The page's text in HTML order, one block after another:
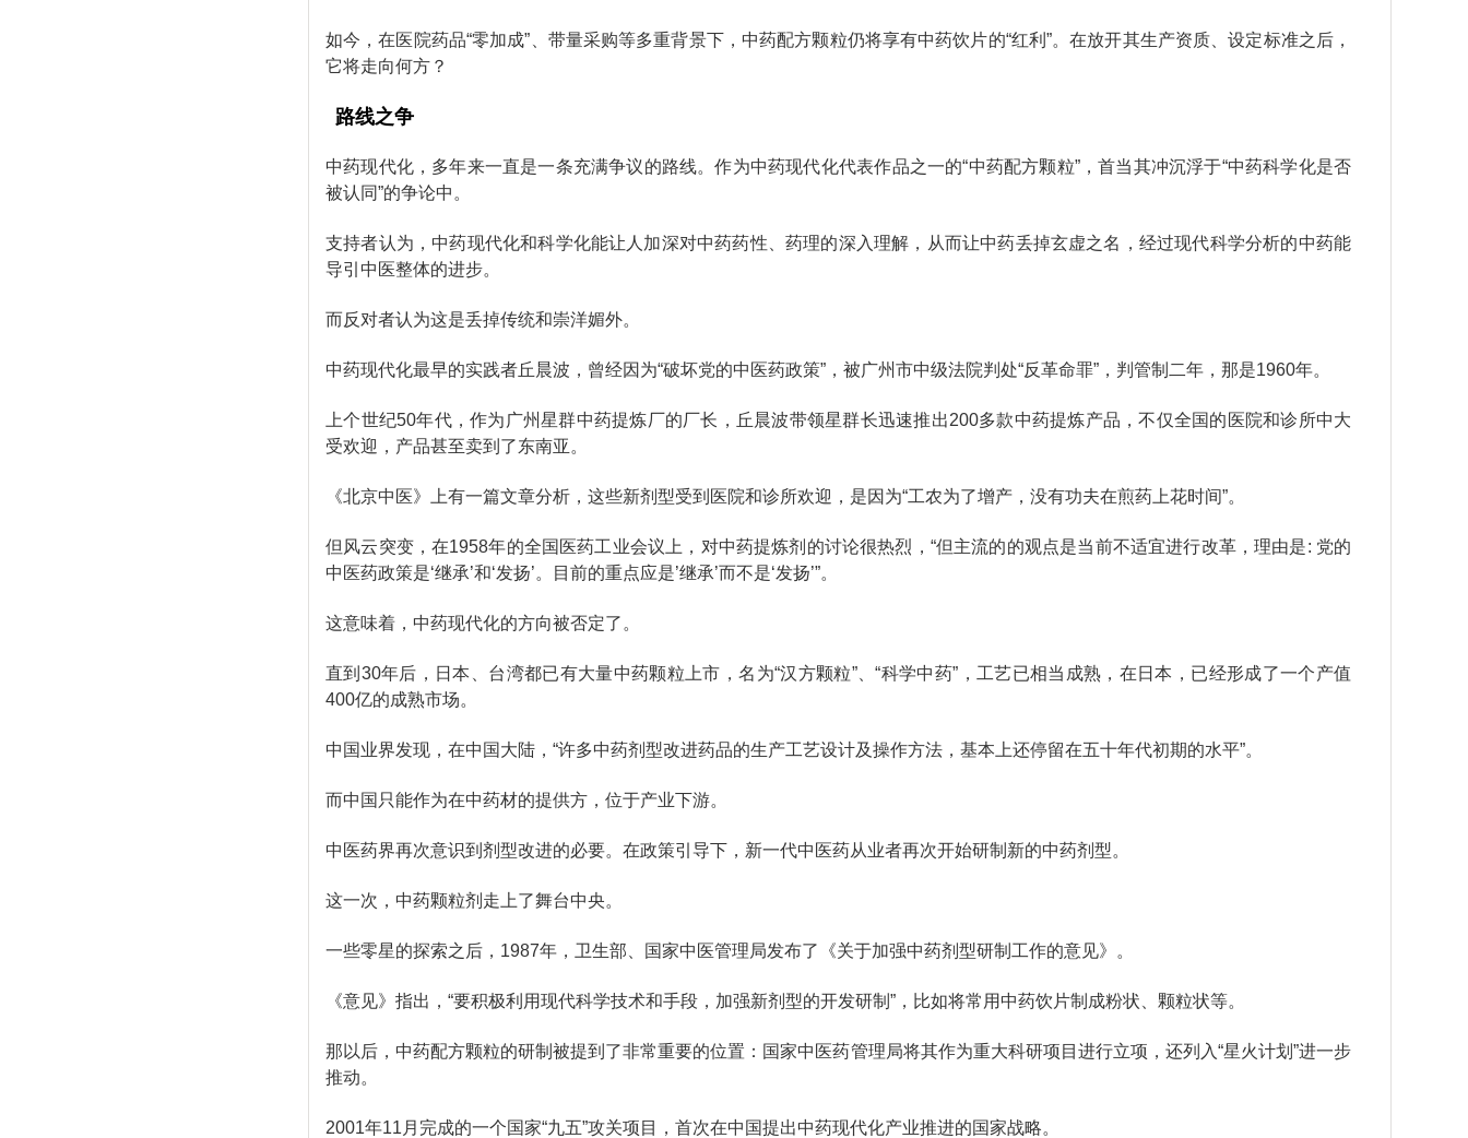
如今，在医院药品“零加成”、带量采购等多重背景下，中药配方颗粒仍将享有中药饮片的“红利”。在放开其生产资质、设定标准之后，
它将走向何方？
路线之争
中药现代化，多年来一直是一条充满争议的路线。作为中药现代化代表作品之一的“中药配方颗粒”，首当其冲沉浮于“中药科学化是否
被认同”的争论中。
支持者认为，中药现代化和科学化能让人加深对中药药性、药理的深入理解，从而让中药丢掉玄虚之名，经过现代科学分析的中药能
导引中医整体的进步。
而反对者认为这是丢掉传统和崇洋媚外。
中药现代化最早的实践者丘晨波，曾经因为“破坏党的中医药政策”，被广州市中级法院判处“反革命罪”，判管制二年，那是1960年。
上个世纪50年代，作为广州星群中药提炼厂的厂长，丘晨波带领星群长迅速推出200多款中药提炼产品，不仅全国的医院和诊所中大
受欢迎，产品甚至卖到了东南亚。
《北京中医》上有一篇文章分析，这些新剂型受到医院和诊所欢迎，是因为“工农为了增产，没有功夫在煎药上花时间”。
但风云突变，在1958年的全国医药工业会议上，对中药提炼剂的讨论很热烈，“但主流的的观点是当前不适宜进行改革，理由是: 党的
中医药政策是‘继承’和‘发扬’。目前的重点应是’继承’而不是‘发扬’”。
这意味着，中药现代化的方向被否定了。
直到30年后，日本、台湾都已有大量中药颗粒上市，名为“汉方颗粒”、“科学中药”，工艺已相当成熟，在日本，已经形成了一个产值
400亿的成熟市场。
中国业界发现，在中国大陆，“许多中药剂型改进药品的生产工艺设计及操作方法，基本上还停留在五十年代初期的水平”。
而中国只能作为在中药材的提供方，位于产业下游。
中医药界再次意识到剂型改进的必要。在政策引导下，新一代中医药从业者再次开始研制新的中药剂型。
这一次，中药颗粒剂走上了舞台中央。
一些零星的探索之后，1987年，卫生部、国家中医管理局发布了《关于加强中药剂型研制工作的意见》。
《意见》指出，“要积极利用现代科学技术和手段，加强新剂型的开发研制”，比如将常用中药饮片制成粉状、颗粒状等。
那以后，中药配方颗粒的研制被提到了非常重要的位置：国家中医药管理局将其作为重大科研项目进行立项，还列入“星火计划”进一步
推动。
2001年11月完成的一个国家“九五”攻关项目，首次在中国提出中药现代化产业推进的国家战略。